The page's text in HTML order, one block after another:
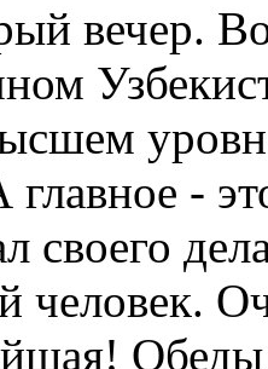
вечер.
-
своего
человек.